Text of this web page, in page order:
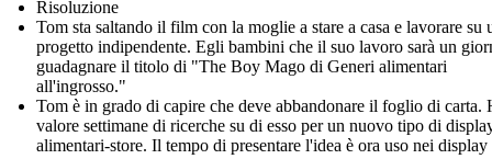
Risoluzione
Tom sta saltando il film con la moglie a stare a casa e lavorare su
progetto indipendente. Egli bambini che il suo lavoro sarà un
guadagnare il titolo di "The Boy Mago di Generi alimentari
all'ingrosso."
Tom è in grado di capire che deve abbandonare il foglio di carta.
valore settimane di ricerche su di esso per un nuovo tipo di
alimentari-store. Il tempo di presentare l'idea è ora uso nei